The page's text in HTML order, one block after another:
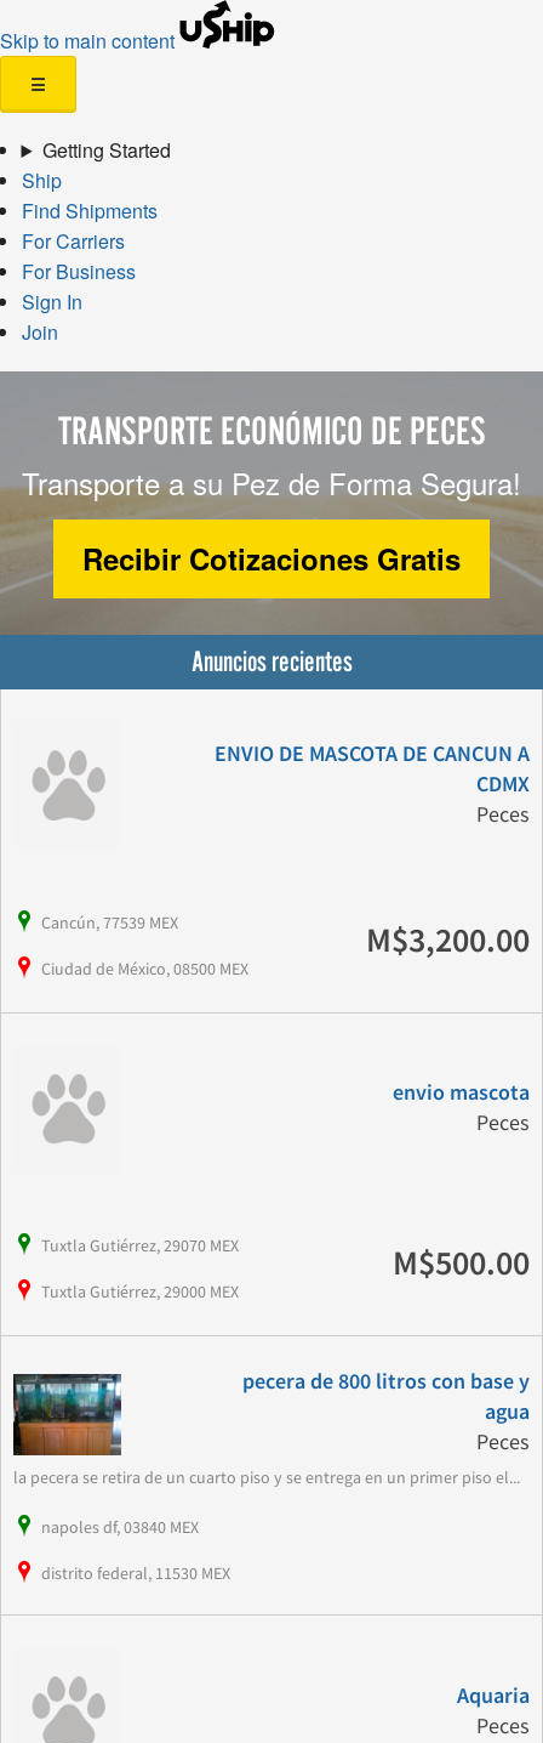
Skip to main content
☰
Getting Started
Ship
Find Shipments
For Carriers
For Business
Sign In
Join
TRANSPORTE ECONÓMICO DE PECES
Transporte a su Pez de Forma Segura!
Recibir Cotizaciones Gratis
Anuncios recientes
ENVIO DE MASCOTA DE CANCUN A
CDMX
Peces
Cancún, 77539 MEX
Ciudad de México, 08500 MEX
M$3,200.00
envio mascota
Peces
Tuxtla Gutiérrez, 29070 MEX
Tuxtla Gutiérrez, 29000 MEX
M$500.00
pecera de 800 litros con base y
agua
Peces
la pecera se retira de un cuarto piso y se entrega en un primer piso el...
napoles df, 03840 MEX
distrito federal, 11530 MEX
Aquaria
Peces